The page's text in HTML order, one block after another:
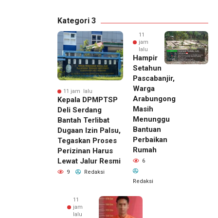
Kategori 3
11 jam lalu
Kepala DPMPTSP
Deli Serdang
Bantah Terlibat
Dugaan Izin Palsu,
Tegaskan Proses
Perizinan Harus
Lewat Jalur Resmi
9 Redaksi
11
jam
lalu
Hampir
Setahun
Pascabanjir,
Warga
Arabungong
Masih
Menunggu
Bantuan
Perbaikan
Rumah
6
Redaksi
11
jam
lalu